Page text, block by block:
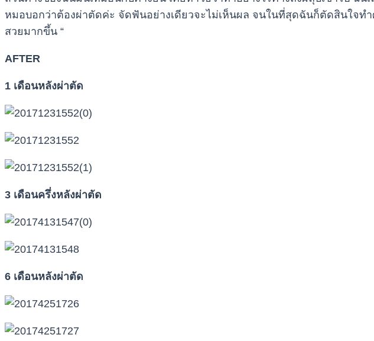
หมอบอกว่าต้องผ่าตัดค่ะ จัดฟันอย่างเดียวจะไม่เห็นผล จนในที่สุดฉันก็ตัดสินใจทำ
สวยมากขึ้น “
AFTER
1 เดือนหลังผ่าตัด
3 เดือนครึ่งหลังผ่าตัด
6 เดือนหลังผ่าตัด